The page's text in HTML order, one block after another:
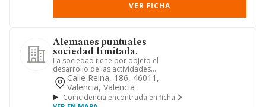
VER FICHA
Alemanes puntuales
sociedad limitada.
La sociedad tiene por objeto el
desarrollo de las actividades
correspondientes a los siguientes
cód...
Calle Reina, 186, 46011,
Valencia, Valencia
Coincidencia encontrada en ficha